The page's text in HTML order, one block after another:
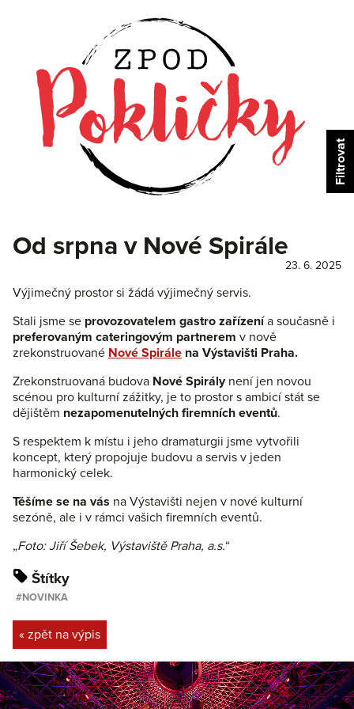
Od srpna v Nové Spirále
23. 6. 2025
Výjimečný prostor si žádá výjimečný servis.
Stali jsme se provozovatelem gastro zařízenía současně i
preferovaným cateringovým partnerem v nově
zrekonstruované Nové Spirále na Výstavišti Praha.
Zrekonstruovaná budova Nové Spirálynení jen novou
scénou pro kulturní zážitky, je to prostor s ambicí stát se
dějištěm nezapomenutelných firemních eventů.
S respektem k místu i jeho dramaturgii jsme vytvořili
koncept, který propojuje budovu a servis v jeden
harmonický celek.
Těšíme se na vás na Výstavišti nejen v nové kulturní
sezóně, ale i v rámci vašich firemních eventů.
Foto: Jiří Šebek, Výstaviště Praha, a.s.
Štítky
NOVINKA
« zpět na výpis